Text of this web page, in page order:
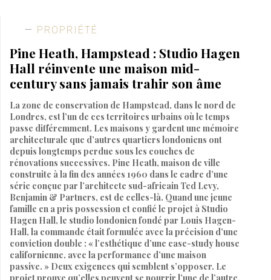
PROPRIÉTÉ
Pine Heath, Hampstead : Studio Hagen
Hall réinvente une maison mid-
century sans jamais trahir son âme
La zone de conservation de Hampstead, dans le nord de
Londres, est l’un de ces territoires urbains où le temps
passe différemment. Les maisons y gardent une mémoire
architecturale que d’autres quartiers londoniens ont
depuis longtemps perdue sous les couches de
rénovations successives. Pine Heath, maison de ville
construite à la fin des années 1960 dans le cadre d’une
série conçue par l’architecte sud-africain Ted Levy,
Benjamin & Partners, est de celles-là. Quand une jeune
famille en a pris possession et confié le projet à Studio
Hagen Hall, le studio londonien fondé par Louis Hagen-
Hall, la commande était formulée avec la précision d’une
conviction double : « l’esthétique d’une case-study house
californienne, avec la performance d’une maison
passive. » Deux exigences qui semblent s’opposer. Le
projet prouve qu’elles peuvent se nourrir l’une de l’autre.